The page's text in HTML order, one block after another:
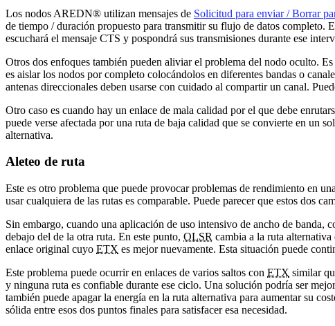
Los nodos AREDN® utilizan mensajes de Solicitud para enviar / Borrar
de tiempo / duración propuesto para transmitir su flujo de datos completo.
escuchará el mensaje CTS y pospondrá sus transmisiones durante ese
Otros dos enfoques también pueden aliviar el problema del nodo oculto.
es aislar los nodos por completo colocándolos en diferentes bandas o
antenas direccionales deben usarse con cuidado al compartir un canal.
Otro caso es cuando hay un enlace de mala calidad por el que debe
puede verse afectada por una ruta de baja calidad que se convierte en un
alternativa.
Aleteo de ruta
Este es otro problema que puede provocar problemas de rendimiento en
usar cualquiera de las rutas es comparable. Puede parecer que estos dos
Sin embargo, cuando una aplicación de uso intensivo de ancho de banda,
debajo del de la otra ruta. En este punto, OLSR cambia a la ruta
enlace original cuyo ETX es mejor nuevamente. Esta situación puede
Este problema puede ocurrir en enlaces de varios saltos con ETX similar
y ninguna ruta es confiable durante ese ciclo. Una solución podría ser
también puede apagar la energía en la ruta alternativa para aumentar su
sólida entre esos dos puntos finales para satisfacer esa necesidad.